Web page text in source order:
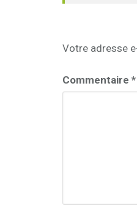
Votre adresse
Commentaire *